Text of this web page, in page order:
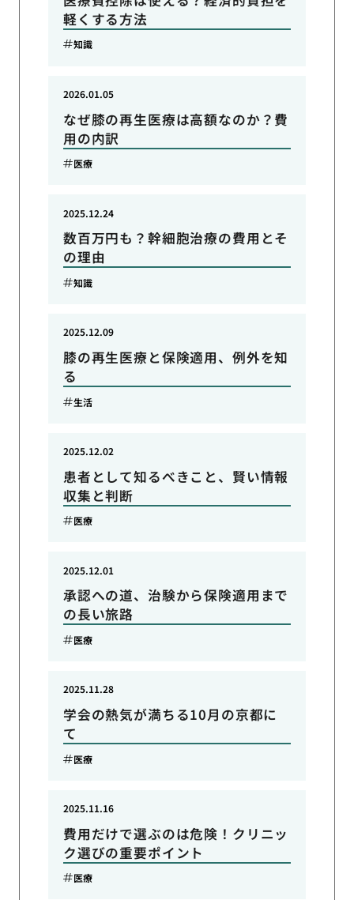
軽くする方法
知識
なぜ膝の再生医療は高額なのか？費
用の内訳
2026.01.05
医療
数百万円も？幹細胞治療の費用とそ
の理由
2025.12.24
知識
膝の再生医療と保険適用、例外を知
る
2025.12.09
生活
患者として知るべきこと、賢い情報
収集と判断
2025.12.02
医療
承認への道、治験から保険適用まで
の長い旅路
2025.12.01
医療
学会の熱気が満ちる10月の京都に
て
2025.11.28
医療
費用だけで選ぶのは危険！クリニッ
ク選びの重要ポイント
2025.11.16
医療